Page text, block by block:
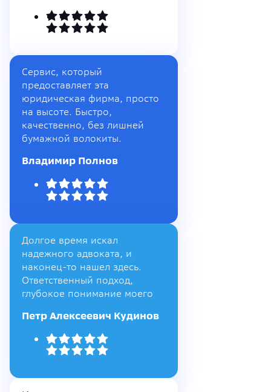
Сервис, который
предоставляет эта
юридическая фирма, просто
на высоте. Быстро,
качественно, без лишней
бумажной волокиты.
Владимир Полнов
Долгое время искал
надежного адвоката, и
наконец-то нашел здесь.
Ответственный подход,
глубокое понимание моего
Петр Алексеевич Кудинов